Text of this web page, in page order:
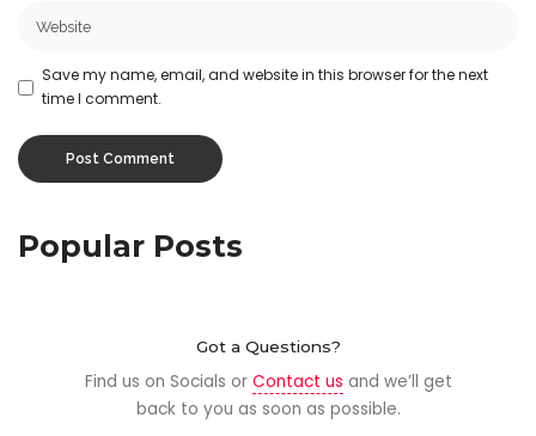
Save my name, email, and website in this browser for the next
time I comment.
Popular Posts
Got a Questions?
Find us on Socials or Contact us and we’ll get
back to you as soon as possible.